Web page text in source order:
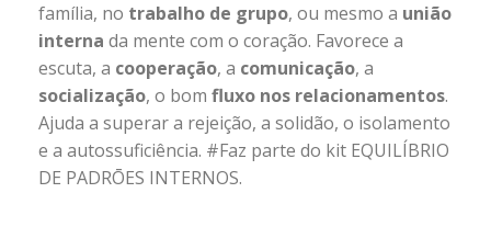
família, no trabalho de grupo, ou mesmo a união
interna da mente com o coração. Favorece a
escuta, a cooperação, a comunicação, a
socialização, o bom fluxo nos relacionamentos.
Ajuda a superar a rejeição, a solidão, o isolamento
e a autossuficiência. #Faz parte do kit EQUILÍBRIO
DE PADRŌES INTERNOS.